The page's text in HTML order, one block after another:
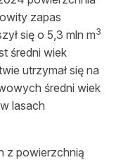
zapas
się o 5,3 mln m3
średni wiek
utrzymał się na
średni wiek
lasach
z powierzchnią